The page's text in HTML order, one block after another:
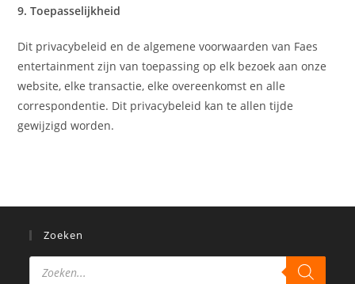
9. Toepasselijkheid
Dit privacybeleid en de algemene voorwaarden van Faes
entertainment zijn van toepassing op elk bezoek aan onze
website, elke transactie, elke overeenkomst en alle
correspondentie. Dit privacybeleid kan te allen tijde
gewijzigd worden.
Zoeken